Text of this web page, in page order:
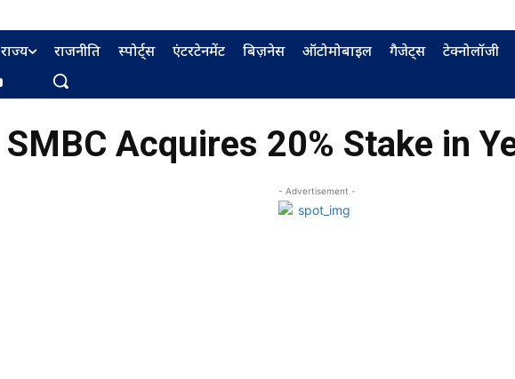
राज्य राजनीति स्पोर्ट्स एंटरटेनमेंट बिज़नेस ऑटोमोबाइल गैजेट्स टेक्नोलॉजी
SMBC Acquires 20% Stake in
- Advertisement -